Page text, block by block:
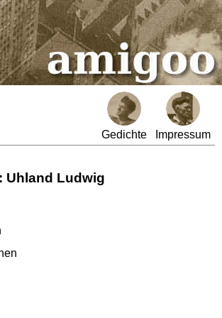
Gedichte Impressum
Uhland Ludwig